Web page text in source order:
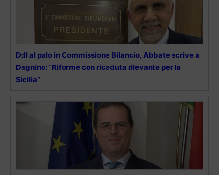
Ddl al palo in Commissione Bilancio, Abbate scrive a
Dagnino: “Riforme con ricaduta rilevante per la
Sicilia”